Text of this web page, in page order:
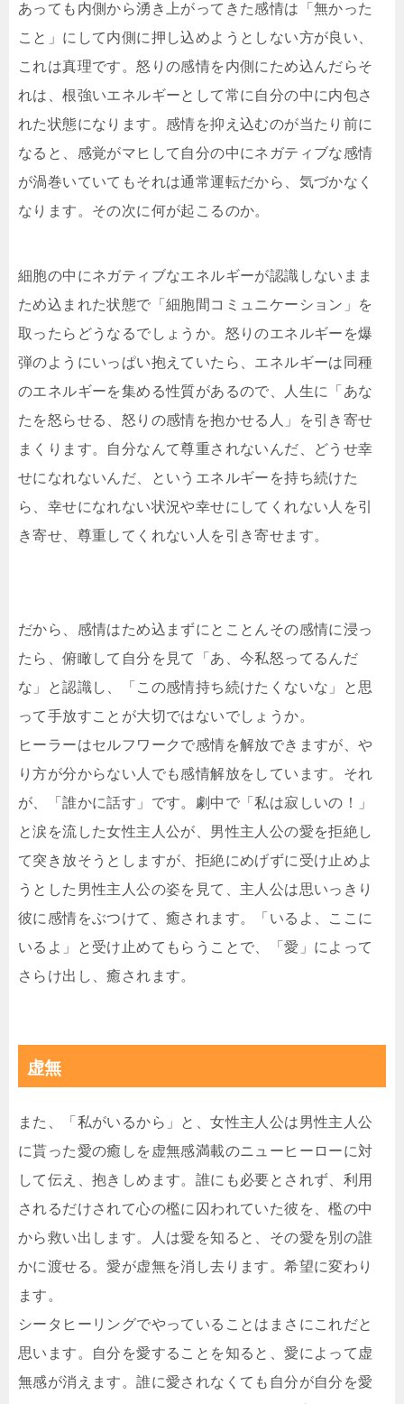
あっても内側から湧き上がってきた感情は「無かった
こと」にして内側に押し込めようとしない方が良い、
これは真理です。怒りの感情を内側にため込んだらそ
れは、根強いエネルギーとして常に自分の中に内包さ
れた状態になります。感情を抑え込むのが当たり前に
なると、感覚がマヒして自分の中にネガティブな感情
が渦巻いていてもそれは通常運転だから、気づかなく
なります。その次に何が起こるのか。
細胞の中にネガティブなエネルギーが認識しないまま
ため込まれた状態で「細胞間コミュニケーション」を
取ったらどうなるでしょうか。怒りのエネルギーを爆
弾のようにいっぱい抱えていたら、エネルギーは同種
のエネルギーを集める性質があるので、人生に「あな
たを怒らせる、怒りの感情を抱かせる人」を引き寄せ
まくります。自分なんて尊重されないんだ、どうせ幸
せになれないんだ、というエネルギーを持ち続けた
ら、幸せになれない状況や幸せにしてくれない人を引
き寄せ、尊重してくれない人を引き寄せます。
だから、感情はため込まずにとことんその感情に浸っ
たら、俯瞰して自分を見て「あ、今私怒ってるんだ
な」と認識し、「この感情持ち続けたくないな」と思
って手放すことが大切ではないでしょうか。
ヒーラーはセルフワークで感情を解放できますが、や
り方が分からない人でも感情解放をしています。それ
が、「誰かに話す」です。劇中で「私は寂しいの！」
と涙を流した女性主人公が、男性主人公の愛を拒絶し
て突き放そうとしますが、拒絶にめげずに受け止めよ
うとした男性主人公の姿を見て、主人公は思いっきり
彼に感情をぶつけて、癒されます。「いるよ、ここに
いるよ」と受け止めてもらうことで、「愛」によって
さらけ出し、癒されます。
虚無
また、「私がいるから」と、女性主人公は男性主人公
に貰った愛の癒しを虚無感満載のニューヒーローに対
して伝え、抱きしめます。誰にも必要とされず、利用
されるだけされて心の檻に囚われていた彼を、檻の中
から救い出します。人は愛を知ると、その愛を別の誰
かに渡せる。愛が虚無を消し去ります。希望に変わり
ます。
シータヒーリングでやっていることはまさにこれだと
思います。自分を愛することを知ると、愛によって虚
無感が消えます。誰に愛されなくても自分が自分を愛